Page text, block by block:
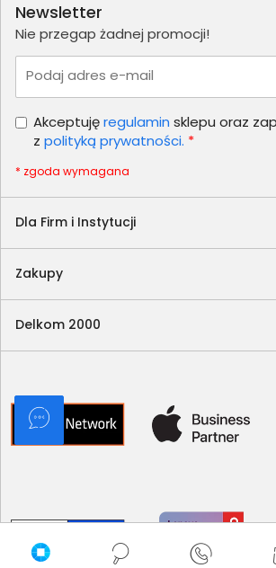
Dla Firm i Instytucji
Zakupy
Delkom 2000
Newsletter
Nie przegap żadnej promocji!
Podaj adres e-mail
Akceptujęregulamin sklepu oraz
z polityką prywatności. *
* zgoda wymagana